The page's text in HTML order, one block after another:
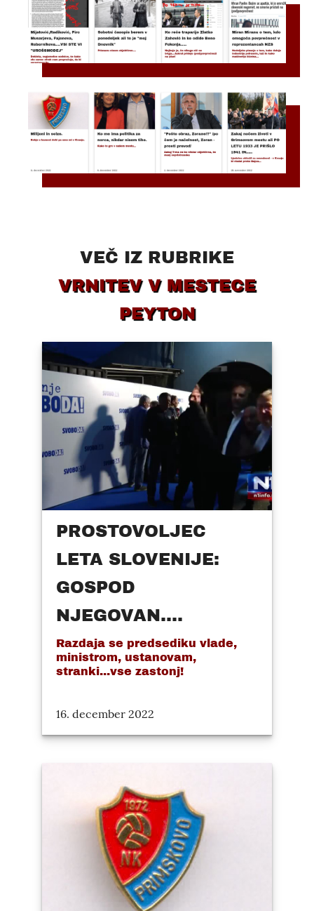
VEČ IZ RUBRIKE
VRNITEV V MESTECE
PEYTON
PROSTOVOLJEC
LETA SLOVENIJE:
GOSPOD
NJEGOVAN....
Razdaja se predsediku vlade,
ministrom, ustanovam,
stranki...vse zastonj!
16. december 2022